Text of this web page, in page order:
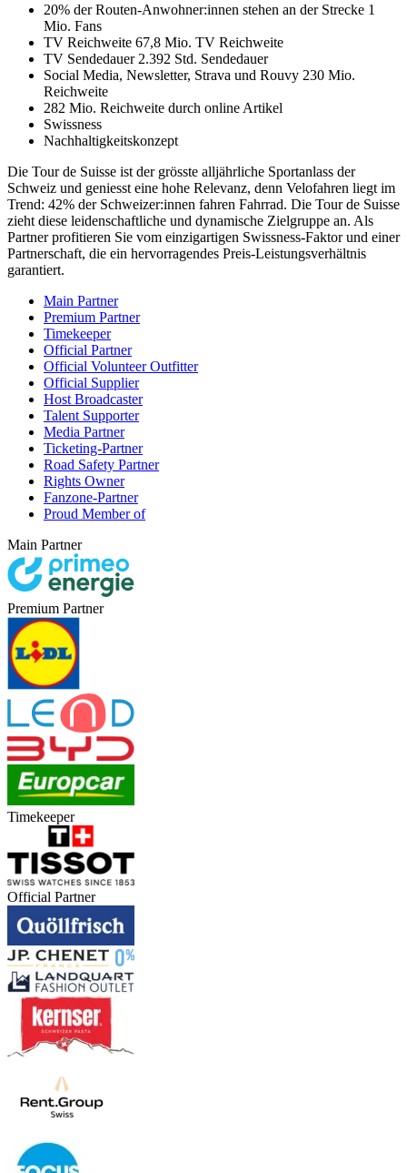
20% der Routen-Anwohner:innen stehen an der Strecke 1
Mio. Fans
TV Reichweite 67,8 Mio. TV Reichweite
TV Sendedauer 2.392 Std. Sendedauer
Social Media, Newsletter, Strava und Rouvy 230 Mio.
Reichweite
282 Mio. Reichweite durch online Artikel
Swissness
Nachhaltigkeitskonzept
Die Tour de Suisse ist der grösste alljährliche Sportanlass der
Schweiz und geniesst eine hohe Relevanz, denn Velofahren liegt im
Trend: 42% der Schweizer:innen fahren Fahrrad. Die Tour de Suisse
zieht diese leidenschaftliche und dynamische Zielgruppe an. Als
Partner profitieren Sie vom einzigartigen Swissness-Faktor und einer
Partnerschaft, die ein hervorragendes Preis-Leistungsverhältnis
garantiert.
Main Partner
Premium Partner
Timekeeper
Official Partner
Official Volunteer Outfitter
Official Supplier
Host Broadcaster
Talent Supporter
Media Partner
Ticketing-Partner
Road Safety Partner
Rights Owner
Fanzone-Partner
Proud Member of
Main Partner
Premium Partner
Timekeeper
Official Partner